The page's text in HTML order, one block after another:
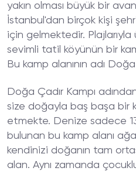
yakın olması büyük bir
İstanbul'dan birçok kişi
için gelmektedir.
sevimli tatil köyünün bir
Bu kamp alanının adı Doğa
Doğa Çadır Kampı
size doğayla baş başa bir
etmekte. Denize sadece
bulunan bu kamp alanı
kendinizi doğanın tam
alan. Aynı zamanda